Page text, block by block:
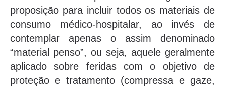
proposição para incluir todos os materiais de
consumo médico-hospitalar, ao invés de
contemplar apenas o assim denominado
“material penso”, ou seja, aquele geralmente
aplicado sobre feridas com o objetivo de
proteção e tratamento (compressa e gaze,